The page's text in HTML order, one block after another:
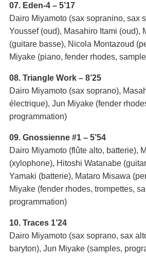
07. Eden-4 – 5’17
Dairo Miyamoto (sax sopranino, sax
Youssef (oud), Masahiro Itami (oud),
(guitare basse), Nicola Montazoud
Miyake (piano, fender rhodes,
08. Triangle Work – 8’25
Dairo Miyamoto (sax soprano),
électrique), Jun Miyake (fender
programmation)
09. Gnossienne #1 – 5’54
Dairo Miyamoto (flûte alto, batterie),
(xylophone), Hitoshi Watanabe
Yamaki (batterie), Mataro Misawa
Miyake (fender rhodes, trompettes,
programmation)
10. Traces 1’24
Dairo Miyamoto (sax soprano, sax
baryton), Jun Miyake (samples,